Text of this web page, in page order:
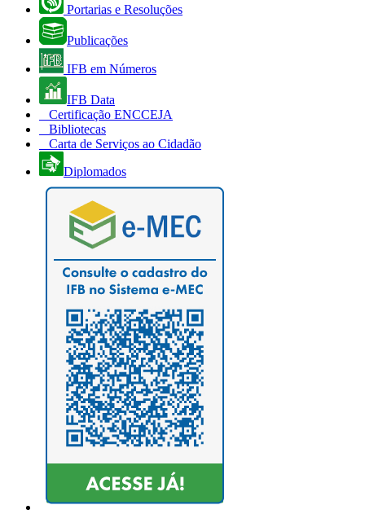
Portarias e Resoluções
Publicações
IFB em Números
IFB Data
Certificação ENCCEJA
Bibliotecas
Carta de Serviços ao Cidadão
Diplomados